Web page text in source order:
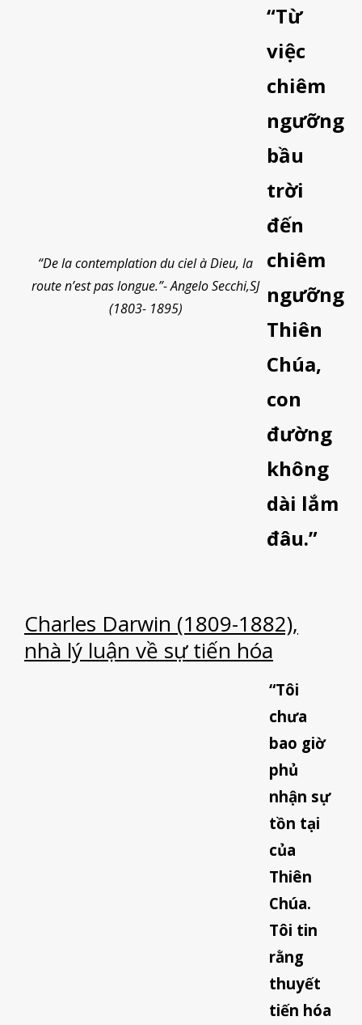
“De la contemplation du ciel à Dieu, la
route n’est pas longue.”- Angelo Secchi,SJ
(1803- 1895)
“Từ
việc
chiêm
ngưỡng
bầu
trời
đến
chiêm
ngưỡng
Thiên
Chúa,
con
đường
không
dài lắm
đâu.”
Charles Darwin (1809-1882),
nhà lý luận về sự tiến hóa
“Tôi
chưa
bao giờ
phủ
nhận sự
tồn tại
của
Thiên
Chúa.
Tôi tin
rằng
thuyết
tiến hóa